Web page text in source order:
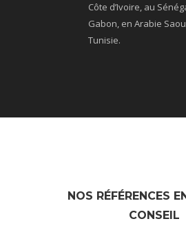
Côte d’Ivoire, au
Gabon, en Arabie
Tunisie.
NOS RÉFÉRENCES
CONSEIL